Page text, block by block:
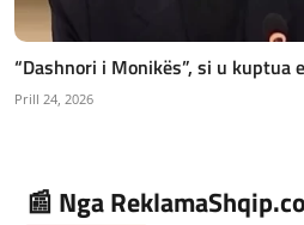
“Dashnori i Monikës”, si u kuptua
Prill 24, 2026
📰 Nga